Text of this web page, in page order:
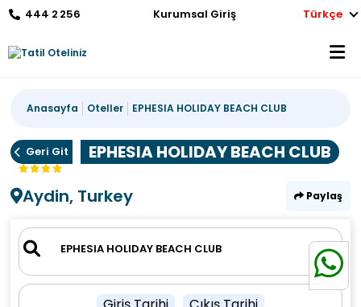
444 2 256 Kurumsal Giriş Türkçe
Anasayfa Oteller EPHESIA HOLIDAY BEACH CLUB
Geri Git
EPHESIA HOLIDAY BEACH CLUB
Aydin, Turkey
Paylaş